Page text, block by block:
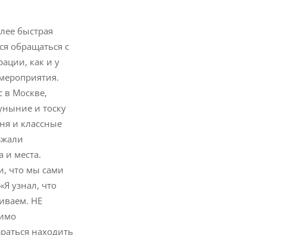
быстрая
обращаться с
как и у
в Москве,
и тоску
и классные
и места.
что мы сами
узнал, что
НЕ
находить